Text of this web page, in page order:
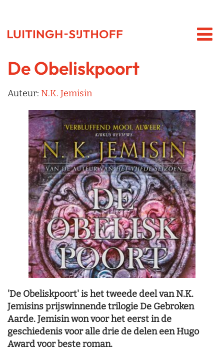
De Obeliskpoort
Auteur: N.K. Jemisin
'De Obeliskpoort' is het tweede deel van N.K.
Jemisins prijswinnende trilogie De Gebroken
Aarde. Jemisin won voor het eerst in de
geschiedenis voor alle drie de delen een Hugo
Award voor beste roman.